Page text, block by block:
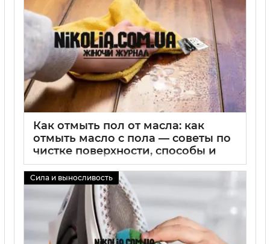
Как отмыть пол от масла: как
отмыть масло с пола — советы по
чистке поверхности, способы и
средства удаления масла
02 09 2025 0
Сила и выносливость